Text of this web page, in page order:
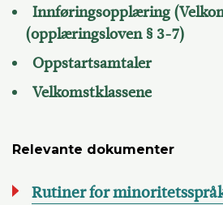
Innføringsopplæring
(opplæringsloven § 3-7)
Oppstartsamtaler
Velkomstklassene
Relevante dokumenter
Rutiner for